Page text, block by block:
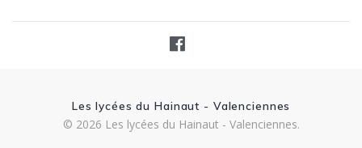
Les lycées du Hainaut - Valenciennes
© 2026 Les lycées du Hainaut - Valenciennes.